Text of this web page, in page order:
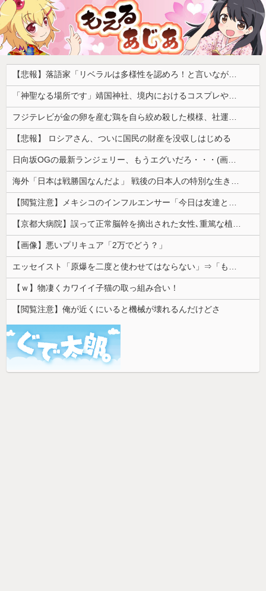
【悲報】落語家「リベラルは多様性を認めろ！と言いながら自分達と違う意見には執拗に攻撃してくる！」ｗｗｗｗｗｗｗｗｗｗｗｗｗｗ
「神聖なる場所です」靖国神社、境内におけるコスプレや軍装の禁止を発表
フジテレビが金の卵を産む鶏を自ら絞め殺した模様、社運を賭けたドル箱コンテンツが御蔵入りになってしまい……
【悲報】 ロシアさん、ついに国民の財産を没収しはじめる
日向坂OGの最新ランジェリー、もうエグいだろ・・・(画像どーん)
海外「日本は戦勝国なんだよ」 戦後の日本人の特別な生き様に各国から称賛の声
【閲覧注意】メキシコのインフルエンサー「今日は友達と配達員のアルバイトを体験してみるよ！！」←結果・・・
【京都大病院】誤って正常脳幹を摘出された女性､重篤な植物状態だが意識は正常で何かを思考していると判明
【画像】悪いプリキュア「2万でどう？」
エッセイスト「原爆を二度と使わせてはならない」⇒「もちろん中国の核も非難する？」⇒「中国の核は綺麗な核！」
【ｗ】物凄くカワイイ子猫の取っ組み合い！
【閲覧注意】俺が近くにいると機械が壊れるんだけどさ